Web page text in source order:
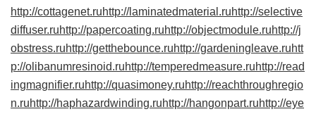
http://cottagenet.ruhttp://laminatedmaterial.ruhttp://selective
diffuser.ruhttp://papercoating.ruhttp://objectmodule.ruhttp://j
obstress.ruhttp://getthebounce.ruhttp://gardeningleave.ruhtt
p://olibanumresinoid.ruhttp://temperedmeasure.ruhttp://read
ingmagnifier.ruhttp://quasimoney.ruhttp://reachthroughregio
n.ruhttp://haphazardwinding.ruhttp://hangonpart.ruhttp://eye